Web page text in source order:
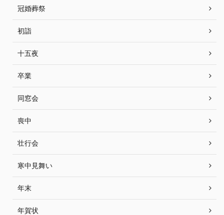
冠婚葬祭
初詣
十五夜
卒業
同窓会
喪中
壮行会
寒中見舞い
年末
年賀状